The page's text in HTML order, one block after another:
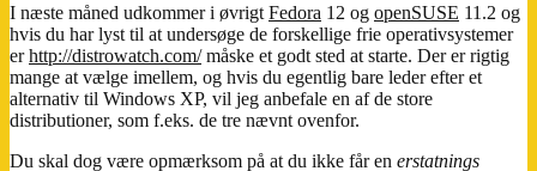
I næste måned udkommer i øvrigt Fedora 12 og openSUSE 11.2 og
hvis du har lyst til at undersøge de forskellige frie operativsystemer
erhttp://distrowatch.com/måske et godt sted at starte. Der er rigtig
mange at vælge imellem, og hvis du egentlig bare leder efter et
alternativ til Windows XP, vil jeg anbefale en af de store
distributioner, som f.eks. de tre nævnt ovenfor.
Du skal dog være opmærksom på at du ikke får en erstatnings